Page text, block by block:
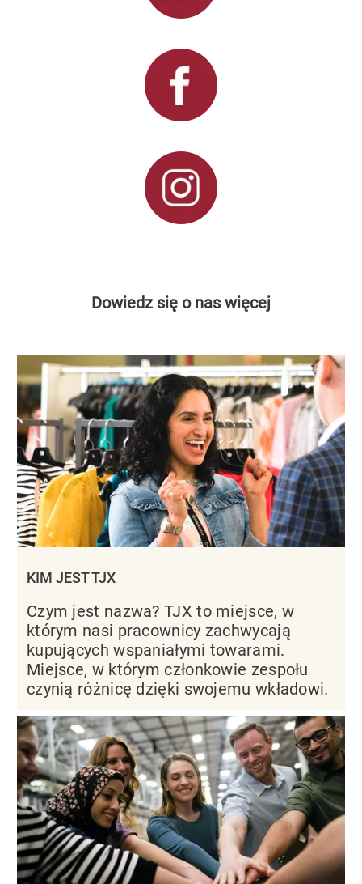
Dowiedz się o nas więcej
KIM JEST TJX
Czym jest nazwa? TJX to miejsce, w
którym nasi pracownicy zachwycają
kupujących wspaniałymi towarami.
Miejsce, w którym członkowie zespołu
czynią różnicę dzięki swojemu wkładowi.